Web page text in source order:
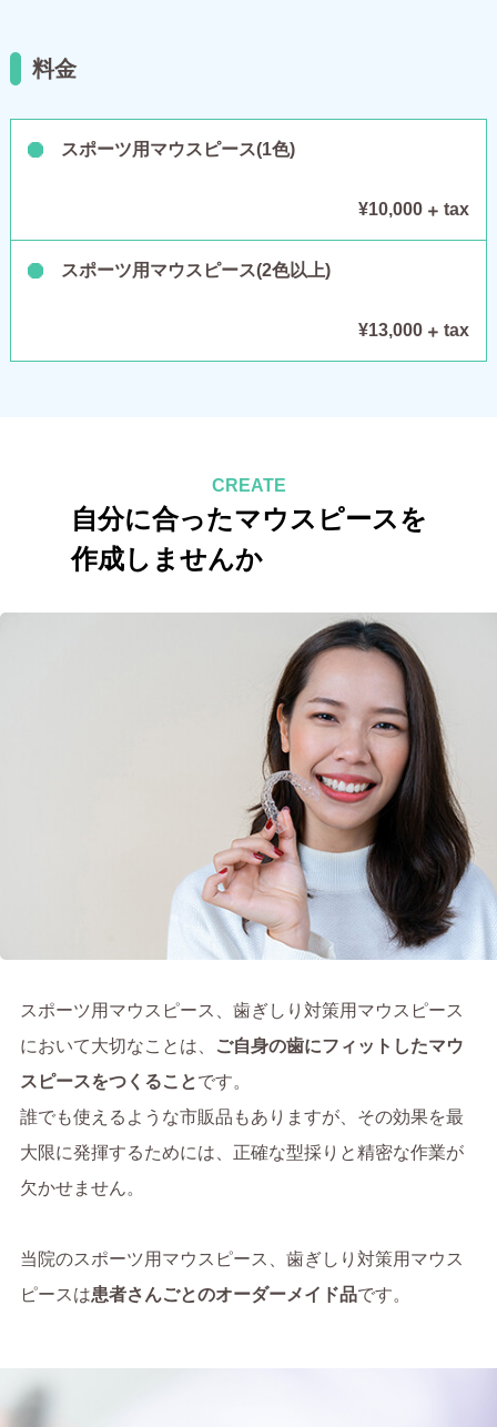
料金
スポーツ用マウスピース(1色)
¥10,000 tax
スポーツ用マウスピース(2色以上)
¥13,000 tax
CREATE
自分に合ったマウスピースを
作成しませんか
スポーツ用マウスピース、歯ぎしり対策用マウスピース
において大切なことは、
ご自身の歯にフィットしたマウ
スピースをつくることです。
誰でも使えるような市販品もありますが、その効果を最
大限に発揮するためには、正確な型採りと精密な作業が
欠かせません。
当院のスポーツ用マウスピース、歯ぎしり対策用マウス
ピースは患者さんごとのオーダーメイド品です。